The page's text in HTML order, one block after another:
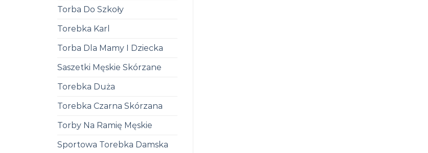
Torba Do Szkoły
Torebka Karl
Torba Dla Mamy I Dziecka
Saszetki Męskie Skórzane
Torebka Duża
Torebka Czarna Skórzana
Torby Na Ramię Męskie
Sportowa Torebka Damska